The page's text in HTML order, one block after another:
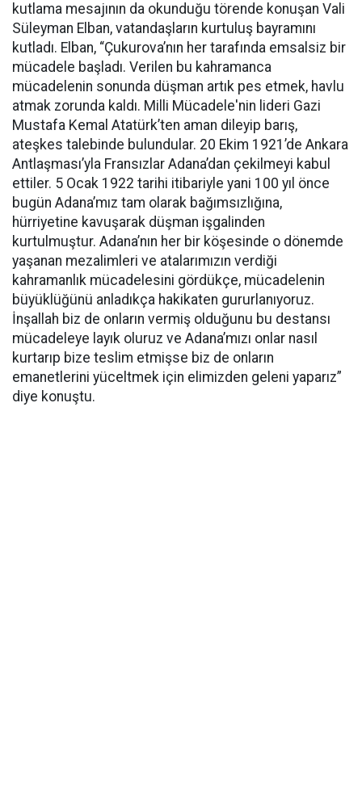
kutlama mesajının da okunduğu törende konuşan Vali
Süleyman Elban, vatandaşların kurtuluş bayramını
kutladı. Elban, “Çukurova’nın her tarafında emsalsiz bir
mücadele başladı. Verilen bu kahramanca
mücadelenin sonunda düşman artık pes etmek, havlu
atmak zorunda kaldı. Milli Mücadele'nin lideri Gazi
Mustafa Kemal Atatürk’ten aman dileyip barış,
ateşkes talebinde bulundular. 20 Ekim 1921’de Ankara
Antlaşması’yla Fransızlar Adana’dan çekilmeyi kabul
ettiler. 5 Ocak 1922 tarihi itibariyle yani 100 yıl önce
bugün Adana’mız tam olarak bağımsızlığına,
hürriyetine kavuşarak düşman işgalinden
kurtulmuştur. Adana’nın her bir köşesinde o dönemde
yaşanan mezalimleri ve atalarımızın verdiği
kahramanlık mücadelesini gördükçe, mücadelenin
büyüklüğünü anladıkça hakikaten gururlanıyoruz.
İnşallah biz de onların vermiş olduğunu bu destansı
mücadeleye layık oluruz ve Adana’mızı onlar nasıl
kurtarıp bize teslim etmişse biz de onların
emanetlerini yüceltmek için elimizden geleni yaparız”
diye konuştu.